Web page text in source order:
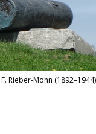
Rieber-Mohn (1892–1944)